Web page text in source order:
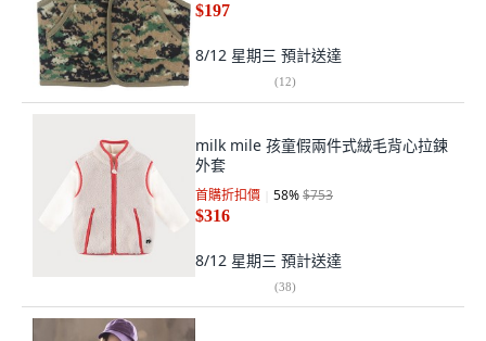
$197
8/12 星期三 預計送達
(12)
milk mile 孩童假兩件式絨毛背心拉鍊
外套
首購折扣價 58%$753
$316
8/12 星期三 預計送達
(38)